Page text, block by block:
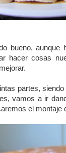
bueno,
hacer cosas
partes,
vamos a ir
el montaje